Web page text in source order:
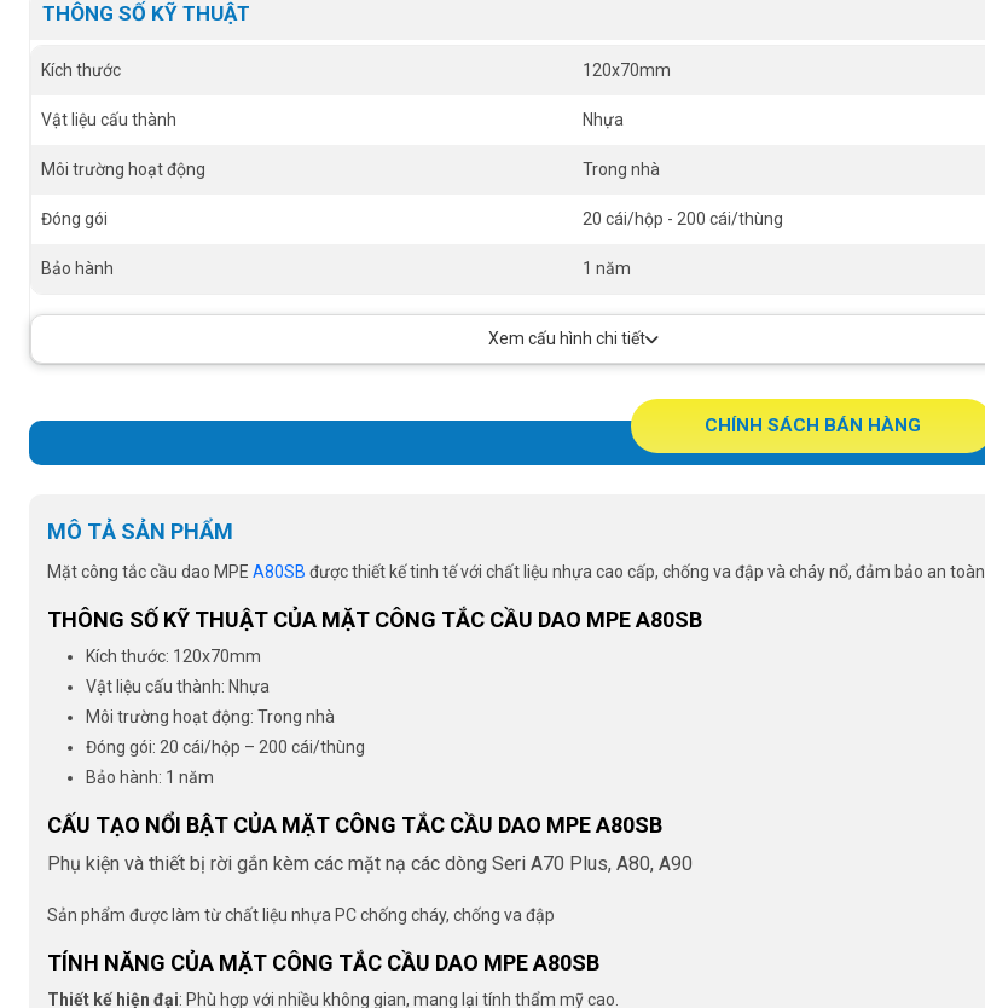
THÔNG SỐ KỸ THUẬT
Kích thước 120x70mm
Vật liệu cấu thành Nhựa
Môi trường hoạt động Trong nhà
Đóng gói 20 cái/hộp - 200 cái/thùng
Bảo hành 1 năm
Xem cấu hình chi tiết
CHÍNH SÁCH BÁN HÀNG
MÔ TẢ SẢN PHẨM
Mặt công tắc cầu dao MPE A80SB được thiết kế tinh tế với chất liệu nhựa cao cấp, chống va đập và cháy nổ, đảm bảo an toàn
THÔNG SỐ KỸ THUẬT CỦA MẶT CÔNG TẮC CẦU DAO MPE A80SB
Kích thước: 120x70mm
Vật liệu cấu thành: Nhựa
Môi trường hoạt động: Trong nhà
Đóng gói: 20 cái/hộp – 200 cái/thùng
Bảo hành: 1 năm
CẤU TẠO NỔI BẬT CỦA MẶT CÔNG TẮC CẦU DAO MPE A80SB
Phụ kiện và thiết bị rời gắn kèm các mặt nạ các dòng Seri A70 Plus, A80, A90
Sản phẩm được làm từ chất liệu nhựa PC chống cháy, chống va đập
TÍNH NĂNG CỦA MẶT CÔNG TẮC CẦU DAO MPE A80SB
Thiết kế hiện đại: Phù hợp với nhiều không gian, mang lại tính thẩm mỹ cao.